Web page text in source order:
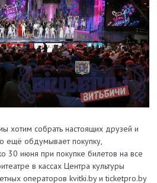
хотим собрать настоящих друзей и
ещё обдумывает покупку,
30 июня при покупке билетов на все
в кассах Центра культуры
операторов kvitki.by и ticketpro.by